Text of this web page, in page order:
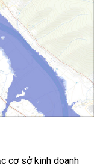
cơ sở kinh doanh